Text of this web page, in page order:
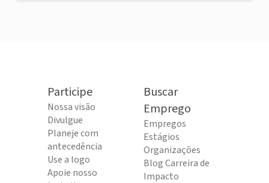
Participe
Nossa visão
Divulgue
Planeje com
antecedência
Use a logo
Apoie nosso
Buscar
Emprego
Empregos
Estágios
Organizações
Blog Carreira de
Impacto